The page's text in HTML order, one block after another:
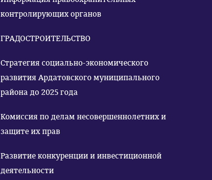
контролирующих органов
ГРАДОСТРОИТЕЛЬСТВО
Стратегия социально-экономического
развития Ардатовского муниципального
района до 2025 года
Комиссия по делам несовершеннолетних и
защите их прав
Развитие конкуренции и инвестиционной
деятельности